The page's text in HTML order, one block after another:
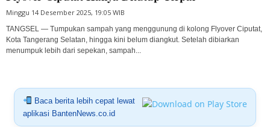
Minggu 14 Desember 2025, 19:05 WIB
TANGSEL — Tumpukan sampah yang menggunung di kolong Flyover Ciputat,
Kota Tangerang Selatan, hingga kini belum diangkut. Setelah dibiarkan
menumpuk lebih dari sepekan, sampah...
Baca berita lebih cepat lewat
aplikasi BantenNews.co.id